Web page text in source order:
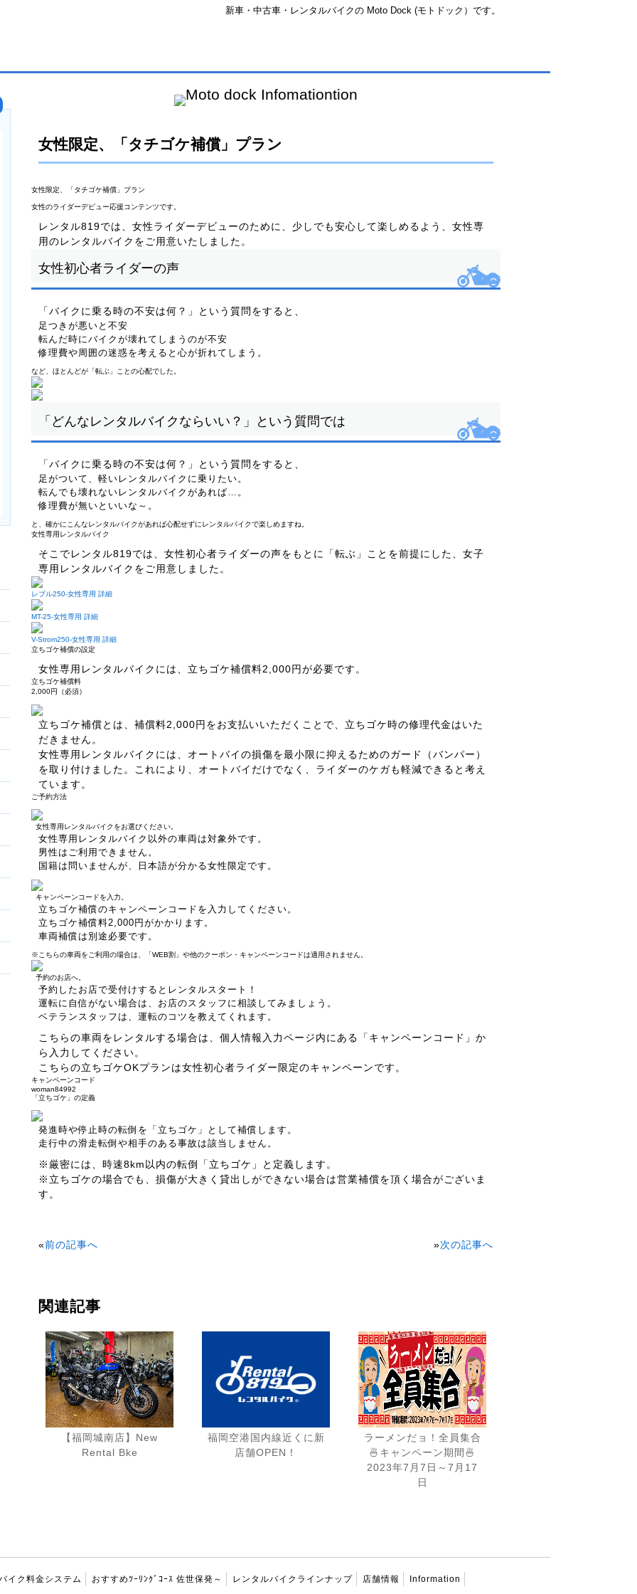
新車・中古車・レンタルバイクの Moto Dock (モトドック）です。
女性限定、「タチゴケ補償」プラン
女性限定、「タチゴケ補償」プラン
女性のライダーデビュー応援コンテンツです。
レンタル819では、女性ライダーデビューのために、少しでも安心して楽しめるよう、女性専
用のレンタルバイクをご用意いたしました。
女性初心者ライダーの声
「バイクに乗る時の不安は何？」という質問をすると、
足つきが悪いと不安
転んだ時にバイクが壊れてしまうのが不安
修理費や周囲の迷惑を考えると心が折れてしまう。
など、ほとんどが「転ぶ」ことの心配でした。
「どんなレンタルバイクならいい？」という質問では
「バイクに乗る時の不安は何？」という質問をすると、
足がついて、軽いレンタルバイクに乗りたい。
転んでも壊れないレンタルバイクがあれば…。
修理費が無いといいな～。
と、確かにこんなレンタルバイクがあれば心配せずにレンタルバイクで楽しめますね。
女性専用レンタルバイク
そこでレンタル819では、女性初心者ライダーの声をもとに「転ぶ」ことを前提にした、女子
専用レンタルバイクをご用意しました。
レブル250-女性専用 詳細
MT-25-女性専用 詳細
V-Strom250-女性専用 詳細
立ちゴケ補償の設定
女性専用レンタルバイクには、立ちゴケ補償料2,000円が必要です。
立ちゴケ補償料
2,000円（必須）
立ちゴケ補償とは、補償料2,000円をお支払いいただくことで、立ちゴケ時の修理代金はいた
だきません。
女性専用レンタルバイクには、オートバイの損傷を最小限に抑えるためのガード（バンパー）
を取り付けました。これにより、オートバイだけでなく、ライダーのケガも軽減できると考え
ています。
ご予約方法
女性専用レンタルバイクをお選びください。
女性専用レンタルバイク以外の車両は対象外です。
男性はご利用できません。
国籍は問いませんが、日本語が分かる女性限定です。
キャンペーンコードを入力。
立ちゴケ補償のキャンペーンコードを入力してください。
立ちゴケ補償料2,000円がかかります。
車両補償は別途必要です。
※こちらの車両をご利用の場合は、「WEB割」や他のクーポン・キャンペーンコードは適用されません。
予約のお店へ。
予約したお店で受付けするとレンタルスタート！
運転に自信がない場合は、お店のスタッフに相談してみましょう。
ベテランスタッフは、運転のコツを教えてくれます。
こちらの車両をレンタルする場合は、個人情報入力ページ内にある「キャンペーンコード」か
ら入力してください。
こちらの立ちゴケOKプランは女性初心者ライダー限定のキャンペーンです。
キャンペーンコード
woman84992
「立ちゴケ」の定義
発進時や停止時の転倒を「立ちゴケ」として補償します。
走行中の滑走転倒や相手のある事故は該当しません。
※厳密には、時速8km以内の転倒「立ちゴケ」と定義します。
※立ちゴケの場合でも、損傷が大きく貸出しができない場合は営業補償を頂く場合がございま
す。
«前の記事へ »次の記事へ
関連記事
【福岡城南店】New
Rental Bke
福岡空港国内線近くに新
店舗OPEN！
ラーメンだョ！全員集合
🍜キャンペーン期間🍜
2023年7月7日～7月17
日
イク料金システム おすすめﾂｰﾘﾝｸﾞｺｰｽ 佐世保発～ レンタルバイクラインナップ 店舗情報 Information